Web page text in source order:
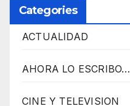
Categories
ACTUALIDAD
AHORA LO ESCRIBO…
CINE Y TELEVISION